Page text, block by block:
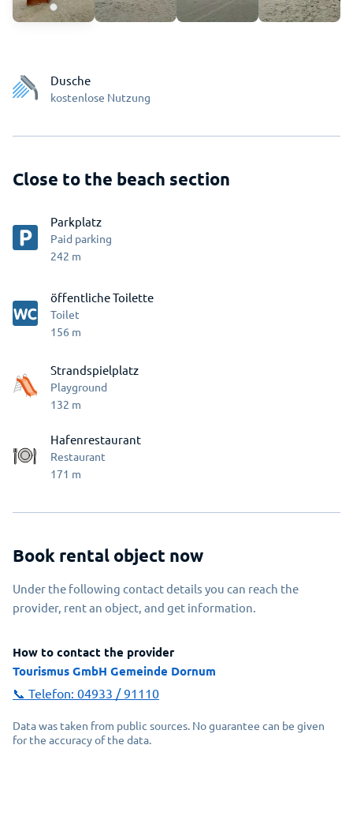
Dusche
kostenlose Nutzung
Close to the beach section
Parkplatz
Paid parking
242 m
öffentliche Toilette
Toilet
156 m
Strandspielplatz
Playground
132 m
Hafenrestaurant
Restaurant
171 m
Book rental object now
Under the following contact details you can reach the
provider, rent an object, and get information.
How to contact the provider
Tourismus GmbH Gemeinde Dornum
📞 Telefon: 04933 / 91110
Data was taken from public sources. No guarantee can be given
for the accuracy of the data.